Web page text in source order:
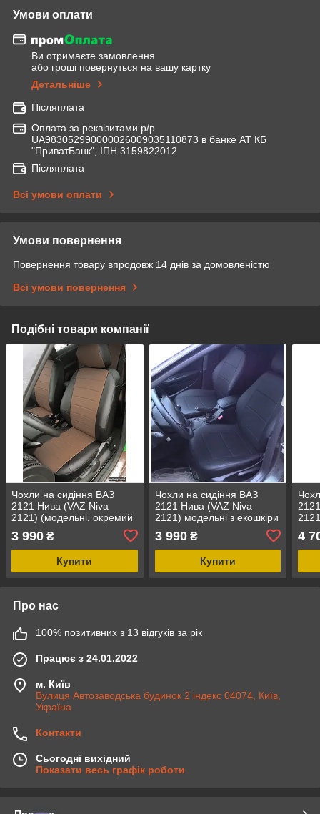
Умови оплати
Ви отримаєте замовлення
або гроші повернуться на вашу картку
Детальніше
Післяплата
Оплата за реквізитами р/р
UA983052990000026009035110873 в банке АТ КБ
"ПриватБанк", ІПН 3159822012
Післяплата
Всі умови оплати
Умови повернення
Повернення товару впродовж 14 днів за домовленістю
Всі умови повернення
Подібні товари компанії
Чохли на сидіння ВАЗ
2121 Нива (VAZ Niva
2121) (модельні, окремий
коричневий
3 990 ₴
Купити
Чохли на сидіння ВАЗ
2121 Нива (VAZ Niva
2121) модельні з екошкіри
3 990₴
Купити
4
Про нас
100% позитивних з 13 відгуків за рік
Працює з 24.01.2022
м. Київ
Вулиця Автозаводська будинок 2 індекс 04074, Київ,
Україна
Контакти
Сьогодні вихідний
Показати весь графік роботи